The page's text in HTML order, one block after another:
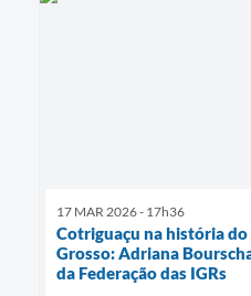
17 MAR 2026 - 17h36
Cotriguaçu na história
Grosso: Adriana
da Federação das IGRs